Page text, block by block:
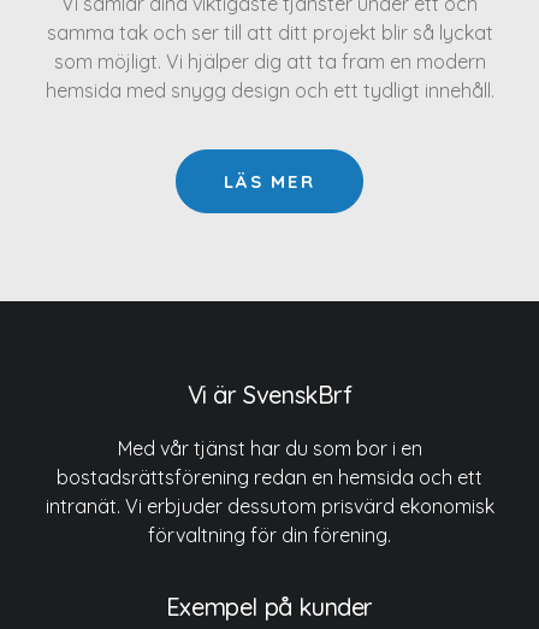
samma tak och ser till att ditt projekt blir så lyckat
som möjligt. Vi hjälper dig att ta fram en modern
hemsida med snygg design och ett tydligt innehåll.
LÄS MER
Vi är SvenskBrf
Med vår tjänst har du som bor i en
bostadsrättsförening redan en hemsida och ett
intranät. Vi erbjuder dessutom prisvärd ekonomisk
förvaltning för din förening.
Exempel på kunder